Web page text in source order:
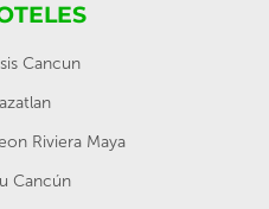
Cancun
Riviera Maya
Cancún